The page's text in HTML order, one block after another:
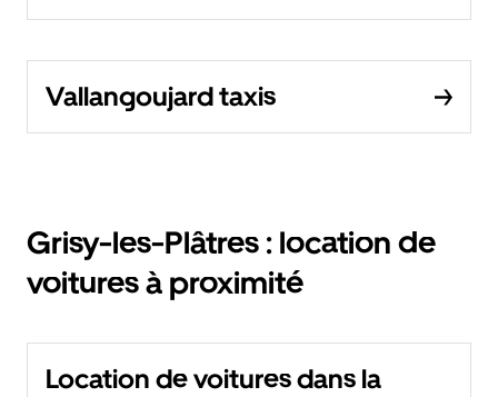
Vallangoujard taxis
Grisy-les-Plâtres : location de
voitures à proximité
Location de voitures dans la